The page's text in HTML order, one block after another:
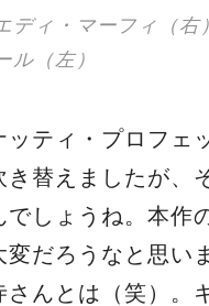
ディ・マーフィ（右
ル（左）
ッティ・プロフェ
替えましたが、
でしょうね。本作
変だろうなと思い
さんとは（笑）。